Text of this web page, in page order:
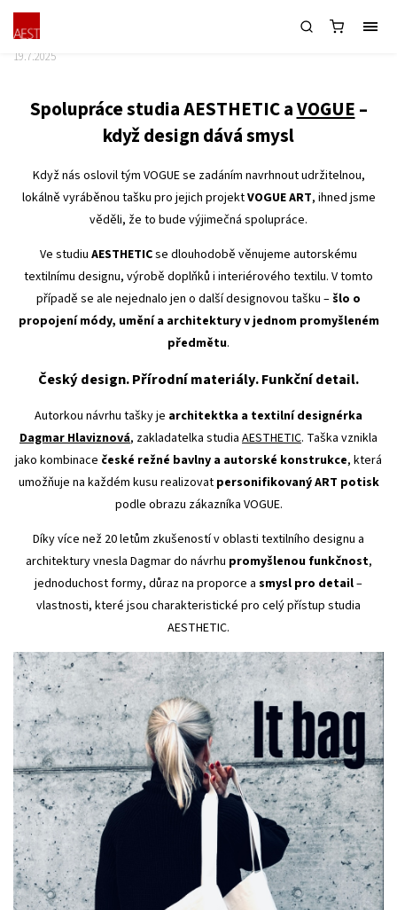
Originální IT BAG pro VOGUE ART
19.7.2025
Spolupráce studia AESTHETIC aVOGUE –
když design dává smysl
Když nás oslovil tým VOGUE se zadáním navrhnout udržitelnou,
lokálně vyráběnou tašku pro jejich projektVOGUE ART, ihned jsme
věděli, že to bude výjimečná spolupráce.
Ve studiu AESTHETICse dlouhodobě věnujeme autorskému
textilnímu designu, výrobě doplňků i interiérového textilu. V tomto
případě se ale nejednalo jen o další designovou tašku –šlo o
propojení módy, umění a architektury v jednom promyšleném
předmětu.
Český design. Přírodní materiály. Funkční detail.
Autorkou návrhu tašky je architektka a textilní designérka
Dagmar Hlaviznová, zakladatelka studia AESTHETIC. Taška vznikla
jako kombinace české režné bavlny a autorské konstrukce, která
umožňuje na každém kusu realizovat personifikovaný ART potisk
podle obrazu zákazníka VOGUE.
Díky více než 20 letům zkušeností v oblasti textilního designu a
architektury vnesla Dagmar do návrhu promyšlenou funkčnost,
jednoduchost formy, důraz na proporce a smysl pro detail–⁠
vlastnosti, které jsou charakteristické pro celý přístup studia
AESTHETIC.